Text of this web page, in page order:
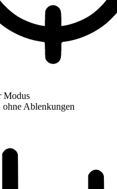
Modus
ohne Ablenkungen